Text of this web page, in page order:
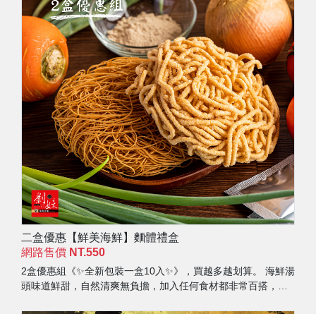
二盒優惠【鮮美海鮮】麵體禮盒
網路售價 NT.550
2盒優惠組《✨全新包裝一盒10入✨》，買越多越划算。 海鮮湯
頭味道鮮甜，自然清爽無負擔，加入任何食材都非常百搭，是